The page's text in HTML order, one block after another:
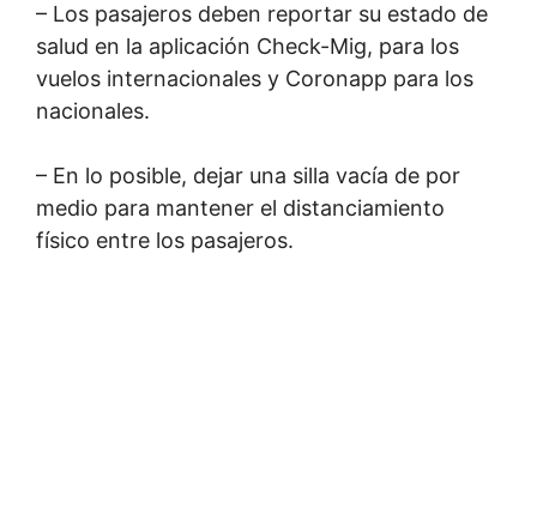
– Los pasajeros deben reportar su estado de
salud en la aplicación Check-Mig, para los
vuelos internacionales y Coronapp para los
nacionales.
– En lo posible, dejar una silla vacía de por
medio para mantener el distanciamiento
físico entre los pasajeros.